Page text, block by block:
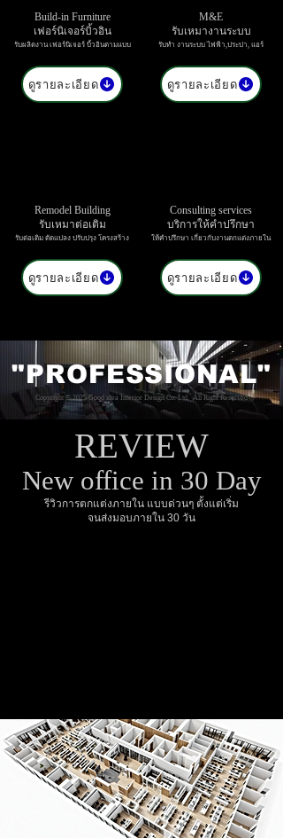
Build-in Furniture
เฟอร์นิเจอร์บิ้วอิน
รับผลิตงาน เฟอร์นิเจอร์ บิ้วอินตามแบบ
ดูรายละเอียด
Remodel Building
รับเหมาต่อเติม
รับต่อเติม ดัดแปลง ปรับปรุง โครงสร้าง
ดูรายละเอียด
M&E
รับเหมางานระบบ
รับทำ งานระบบ ไฟฟ้า,ประปา, แอร์
ดูรายละเอียด
Consulting services
บริการให้คำปรึกษา
ให้คำปรึกษา เกี่ยวกับงานตกแต่งภายใน
ดูรายละเอียด
"PROFESSIONAL"
Copyright © 2025 Good idea Interior Design Co. Ltd. All Right Reserved
REVIEW
New office in 30 Day
รีวิวการตกแต่งภายใน แบบด่วนๆ ตั้งแต่เริ่ม
จนส่งมอบภายใน 30 วัน